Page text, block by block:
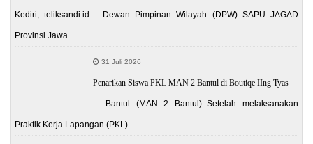
Kediri, teliksandi.id - Dewan Pimpinan Wilayah (DPW) SAPU JAGAD
Provinsi Jawa…
31 Juli 2026
Penarikan Siswa PKL MAN 2 Bantul di Boutiqe IIng Tyas
Bantul (MAN 2 Bantul)–Setelah melaksanakan
Praktik Kerja Lapangan (PKL)…